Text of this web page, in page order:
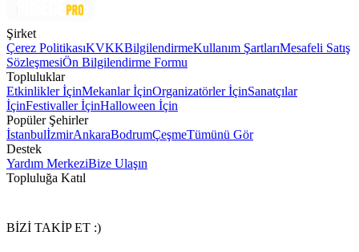
Şirket
Çerez PolitikasıKVKKBilgilendirmeKullanım ŞartlarıMesafeli Satış
SözleşmesiÖn Bilgilendirme Formu
Topluluklar
Etkinlikler İçinMekanlar İçinOrganizatörler İçinSanatçılar
İçinFestivaller İçinHalloween İçin
Popüler Şehirler
İstanbulİzmirAnkaraBodrumÇeşmeTümünü Gör
Destek
Yardım MerkeziBize Ulaşın
Topluluğa Katıl
BİZİ TAKİP ET :)